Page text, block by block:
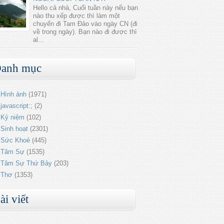
Hello cả nhà, Cuối tuần này nếu bạn
nào thu xếp được thì làm một
chuyến đi Tam Đảo vào ngày CN (đi
về trong ngày). Bạn nào đi được thì
al...
mục
Hình ảnh (1971)
javascript:; (2)
Kỷ niệm (102)
Sinh hoạt (2301)
Sức Khoẻ (445)
Tâm Sự (1535)
Tâm Sự Thứ Bảy (203)
Thơ (1353)
viết